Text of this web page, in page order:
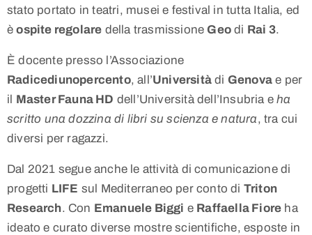
stato portato in teatri, musei e festival in tutta Italia, ed
èospite regolare della trasmissione Geo di Rai 3.
È docente presso l’Associazione
Radicediunopercento, all’Università di Genova e per
il Master Fauna HD dell’Università dell’Insubria eha
scritto una dozzina di libri su scienza e natura, tra cui
diversi per ragazzi.
Dal 2021 segue anche le attività di comunicazione di
progetti LIFE sul Mediterraneo per conto di Triton
Research. Con Emanuele Biggi e Raffaella Fiore ha
ideato e curato diverse mostre scientifiche, esposte in